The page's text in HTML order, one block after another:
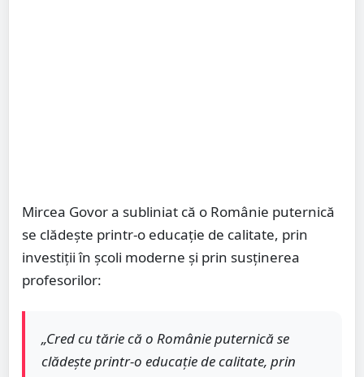
Mircea Govor a subliniat că o Românie puternică
se clădește printr-o educație de calitate, prin
investiții în școli moderne și prin susținerea
profesorilor:
„Cred cu tărie că o Românie puternică se
clădește printr-o educație de calitate, prin